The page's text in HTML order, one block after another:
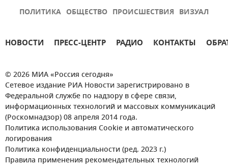
ПОЛИТИКА ОБЩЕСТВО ПРОИСШЕСТВИЯ ВИЗУАЛ
НОВОСТИ ПРЕСС-ЦЕНТР РАДИО КОНТАКТЫ
© 2026 МИА «Россия сегодня»
Сетевое издание РИА Новости зарегистрировано в
Федеральной службе по надзору в сфере связи,
информационных технологий и массовых коммуникаций
(Роскомнадзор) 08 апреля 2014 года.
Политика использования Cookie и автоматического
логирования
Политика конфиденциальности (ред. 2023 г.)
Правила применения рекомендательных технологий